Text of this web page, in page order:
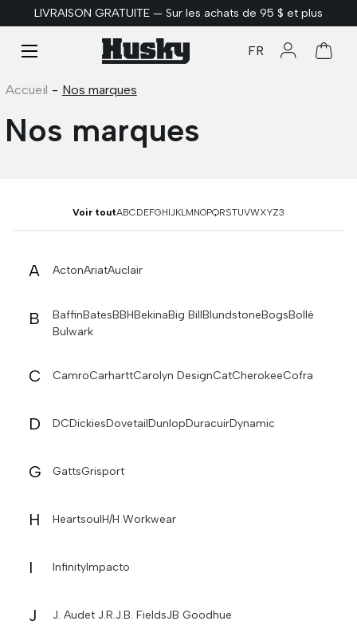
ALLER AU CONTENU
LIVRAISON GRATUITE — Sur les achats de 95 $ et plus
FR Se Panier
Menu
Accueil - Nos marques
Nos marques
Voir toutABCDEFGHIJKLMNOPQRSTUVWXYZ3
A ActonAriatAuclair
B BaffinBatesBBHBekinaBig BillBlundstoneBogsBollé
Bulwark
C CamroCarharttCarolyn DesignCatCherokeeCofra
D DCDickiesDovetailDunlopDuracuirDynamic
G GattsGrisport
H HeartsoulH/H Workwear
I InfinityImpacto
J J. Audet J.R.J.B. FieldsJB Goodhue